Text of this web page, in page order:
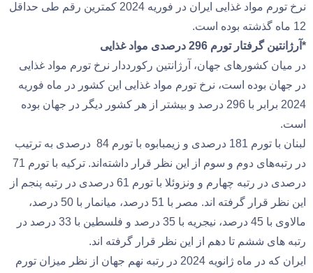
نرخ تورم مواد غذایی ایران در فوریه 2024 کمترین رقم طی حداقل
12 ماه گذشته بوده است.
*آرژانتین گرفتار تورم 296 درصدی مواد غذایی
در میان کشورهای جهان، آرژانتین رکورددار نرخ تورم مواد غذایی
در جهان بوده است، نرخ تورم مواد غذایی این کشور در ماه فوریه
2024 برابر با 296 درصد و بیشتر از هر کشور دیگر در جهان بوده
است.
لبنان با تورم 181 درصدی و زیمبابوه با تورم 84 درصدی به‌ ترتیب
در رتبه‌های دوم و سوم از این نظر قرار داشته‌اند. ترکیه با تورم 71
درصدی در رتبه چهارم و ونزوئلا با تورم 61 درصدی در رتبه پنجم از
این نظر قرار گرفته اند. مصر با 51 درصد، میانمار با 50 درصد،‌
مالاوی با 45 درصد،‌ نیجریه با 35 درصد و فلسطین با 33 درصد در
رتبه های ششم تا دهم از این نظر قرار گرفته اند.
ایران که در ماه ژانویه 2024 در رتبه نهم جهان از نظر میزان تورم